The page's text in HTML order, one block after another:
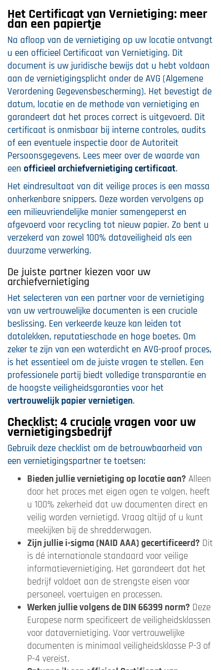
Het Certificaat van Vernietiging: meer
dan een papiertje
Na afloop van de vernietiging op uw locatie ontvangt
u een officieel Certificaat van Vernietiging. Dit
document is uw juridische bewijs dat u hebt voldaan
aan de vernietigingsplicht onder de AVG (Algemene
Verordening Gegevensbescherming). Het bevestigt de
datum, locatie en de methode van vernietiging en
garandeert dat het proces correct is uitgevoerd. Dit
certificaat is onmisbaar bij interne controles, audits
of een eventuele inspectie door de Autoriteit
Persoonsgegevens. Lees meer over de waarde van
een officieel archiefvernietiging certificaat.
Het eindresultaat van dit veilige proces is een massa
onherkenbare snippers. Deze worden vervolgens op
een milieuvriendelijke manier samengeperst en
afgevoerd voor recycling tot nieuw papier. Zo bent u
verzekerd van zowel 100% dataveiligheid als een
duurzame verwerking.
De juiste partner kiezen voor uw
archiefvernietiging
Het selecteren van een partner voor de vernietiging
van uw vertrouwelijke documenten is een cruciale
beslissing. Een verkeerde keuze kan leiden tot
datalekken, reputatieschade en hoge boetes. Om
zeker te zijn van een waterdicht en AVG-proof proces,
is het essentieel om de juiste vragen te stellen. Een
professionele partij biedt volledige transparantie en
de hoogste veiligheidsgaranties voor het
vertrouwelijk papier vernietigen.
Checklist: 4 cruciale vragen voor uw
vernietigingsbedrijf
Gebruik deze checklist om de betrouwbaarheid van
een vernietigingspartner te toetsen:
Bieden jullie vernietiging op locatie aan? Alleen
door het proces met eigen ogen te volgen, heeft
u 100% zekerheid dat uw documenten direct en
veilig worden vernietigd. Vraag altijd of u kunt
meekijken bij de shredderwagen.
Zijn jullie i-sigma (NAID AAA) gecertificeerd? Dit
is dé internationale standaard voor veilige
informatievernietiging. Het garandeert dat het
bedrijf voldoet aan de strengste eisen voor
personeel, voertuigen en processen.
Werken jullie volgens de DIN 66399 norm? Deze
Europese norm specificeert de veiligheidsklassen
voor datavernietiging. Voor vertrouwelijke
documenten is minimaal veiligheidsklasse P-3 of
P-4 vereist.